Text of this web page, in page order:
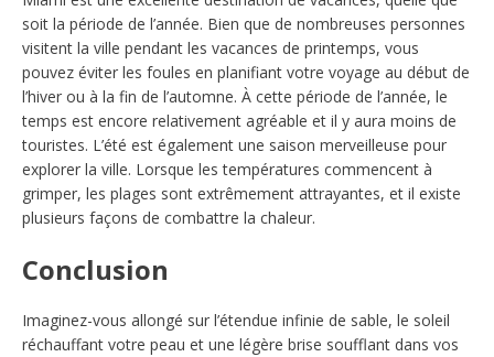
soit la période de l’année. Bien que de nombreuses personnes
visitent la ville pendant les vacances de printemps, vous
pouvez éviter les foules en planifiant votre voyage au début de
l’hiver ou à la fin de l’automne. À cette période de l’année, le
temps est encore relativement agréable et il y aura moins de
touristes. L’été est également une saison merveilleuse pour
explorer la ville. Lorsque les températures commencent à
grimper, les plages sont extrêmement attrayantes, et il existe
plusieurs façons de combattre la chaleur.
​Conclusion
Imaginez-vous allongé sur l’étendue infinie de sable, le soleil
réchauffant votre peau et une légère brise soufflant dans vos